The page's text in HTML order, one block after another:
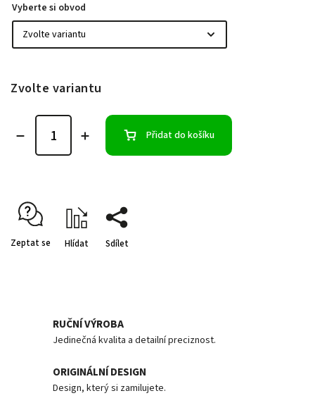
Vyberte si obvod
Zvolte variantu
Přidat do košíku
Zeptat se Hlídat Sdílet
RUČNÍ VÝROBA
Jedinečná kvalita a detailní preciznost.
ORIGINÁLNÍ DESIGN
Design, který si zamilujete.